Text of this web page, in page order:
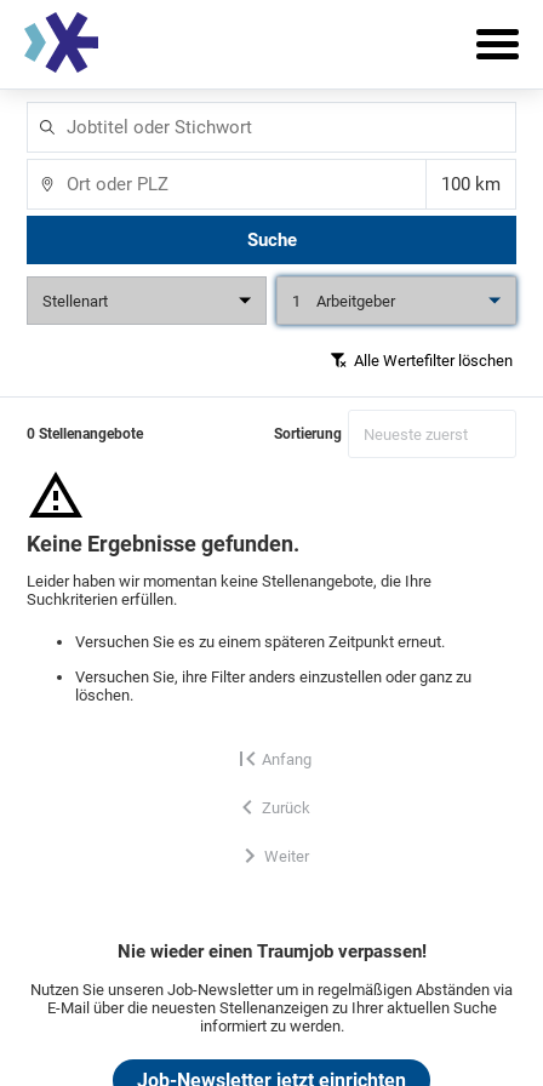
oder
Stichwort
Entfernung
Suche
Stellenart 1 Arbeitgeber
Alle Wertefilter löschen
0 Stellenangebote Sortierung
Keine Ergebnisse gefunden.
Leider haben wir momentan keine Stellenangebote, die Ihre
Suchkriterien erfüllen.
Versuchen Sie es zu einem späteren Zeitpunkt erneut.
Versuchen Sie, ihre Filter anders einzustellen oder ganz zu
löschen.
Anfang
Zurück
Weiter
Nie wieder einen Traumjob verpassen!
Nutzen Sie unseren Job-Newsletter um in regelmäßigen Abständen via
E-Mail über die neuesten Stellenanzeigen zu Ihrer aktuellen Suche
informiert zu werden.
Job-Newsletter jetzt einrichten